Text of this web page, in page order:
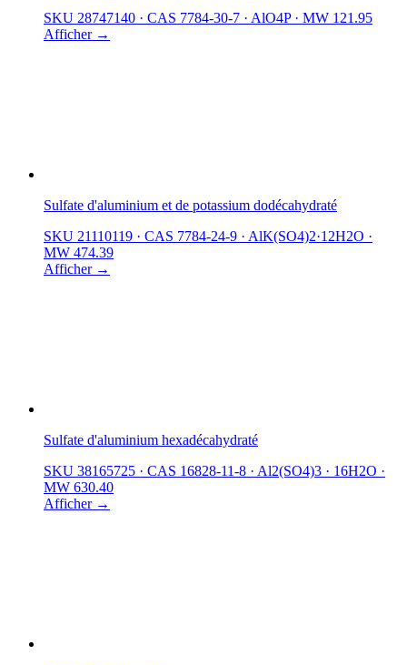
SKU 28747140 · CAS 7784-30-7 · AlO4P · MW 121.95
Afficher →
Sulfate d'aluminium et de potassium dodécahydraté
SKU 21110119 · CAS 7784-24-9 · AlK(SO4)2·12H2O ·
MW 474.39
Afficher →
Sulfate d'aluminium hexadécahydraté
SKU 38165725 · CAS 16828-11-8 · Al2(SO4)3 · 16H2O ·
MW 630.40
Afficher →